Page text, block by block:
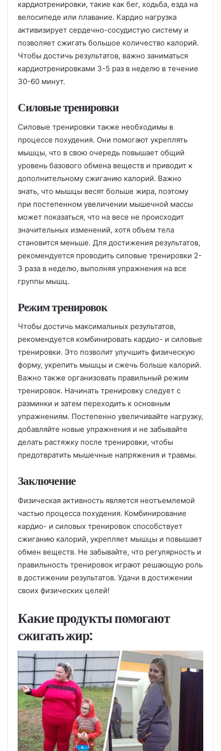
кардиотренировки, такие как бег, ходьба, езда на
велосипеде или плавание. Кардио нагрузка
активизирует сердечно-сосудистую систему и
позволяет сжигать большое количество калорий.
Чтобы достичь результатов, важно заниматься
кардиотренировками 3-5 раз в неделю в течение
30-60 минут.
Силовые тренировки
Силовые тренировки также необходимы в
процессе похудения. Они помогают укреплять
мышцы, что в свою очередь повышает общий
уровень базового обмена веществ и приводит к
дополнительному сжиганию калорий. Важно
знать, что мышцы весят больше жира, поэтому
при постепенном увеличении мышечной массы
может показаться, что на весе не происходит
значительных изменений, хотя объем тела
становится меньше. Для достижения результатов,
рекомендуется проводить силовые тренировки 2-
3 раза в неделю, выполняя упражнения на все
группы мышц.
Режим тренировок
Чтобы достичь максимальных результатов,
рекомендуется комбинировать кардио- и силовые
тренировки. Это позволит улучшить физическую
форму, укрепить мышцы и сжечь больше калорий.
Важно также организовать правильный режим
тренировок. Начинать тренировку следует с
разминки и затем переходить к основным
упражнениям. Постепенно увеличивайте нагрузку,
добавляйте новые упражнения и не забывайте
делать растяжку после тренировки, чтобы
предотвратить мышечные напряжения и травмы.
Заключение
Физическая активность является неотъемлемой
частью процесса похудения. Комбинирование
кардио- и силовых тренировок способствует
сжиганию калорий, укрепляет мышцы и повышает
обмен веществ. Не забывайте, что регулярность и
правильность тренировок играют решающую роль
в достижении результатов. Удачи в достижении
своих физических целей!
Какие продукты помогают
сжигать жир: